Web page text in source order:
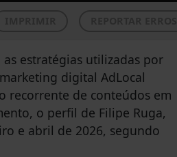
estratégias utilizadas por
digital AdLocal
recorrente de conteúdos em
o perfil de Filipe Ruga,
e abril de 2026, segundo